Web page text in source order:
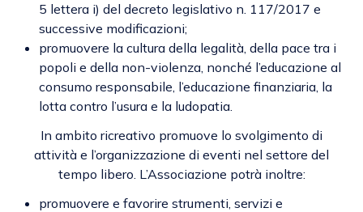
5 lettera i) del decreto legislativo n. 117/2017 e
successive modificazioni;
promuovere la cultura della legalità, della pace tra i
popoli e della non-violenza, nonché l’educazione al
consumo responsabile, l’educazione finanziaria, la
lotta contro l’usura e la ludopatia.
In ambito ricreativo promuove lo svolgimento di
attività e l’organizzazione di eventi nel settore del
tempo libero. L’Associazione potrà inoltre:
promuovere e favorire strumenti, servizi e